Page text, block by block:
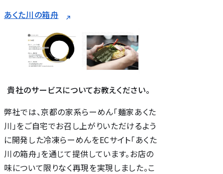
あくた川の箱舟
貴社のサービスについてお教えください。
弊社では、京都の家系らーめん「麺家あくた
川」をご自宅でお召し上がりいただけるよう
に開発した冷凍らーめんをECサイト「あくた
川の箱舟」を通じて提供しています。お店の
味について限りなく再現を実現しました。こ